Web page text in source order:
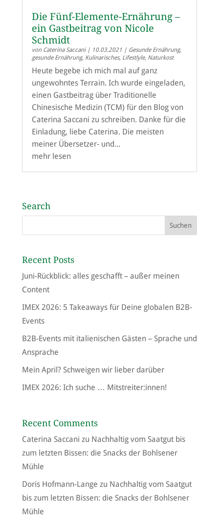
Die Fünf-Elemente-Ernährung –
ein Gastbeitrag von Nicole
Schmidt
von Caterina Saccani| 10.03.2021 | Gesunde Ernährung,
gesunde Ernährung, Kulinarisches, Lifestlyle, Naturkost
Heute begebe ich mich mal auf ganz
ungewohntes Terrain. Ich wurde eingeladen,
einen Gastbeitrag über Traditionelle
Chinesische Medizin (TCM) für den Blog von
Caterina Saccani zu schreiben. Danke für die
Einladung, liebe Caterina. Die meisten
meiner Übersetzer- und...
mehr lesen
Search
Recent Posts
Juni-Rückblick: alles geschafft – außer meinen
Content
IMEX 2026: 5 Takeaways für Deine globalen B2B-
Events
B2B-Events mit italienischen Gästen – Sprache und
Ansprache
Mein April? Schweigen wir lieber darüber
IMEX 2026: Ich suche … Mitstreiter:innen!
Recent Comments
Caterina Saccani zu Nachhaltig vom Saatgut bis
zum letzten Bissen: die Snacks der Bohlsener
Mühle
Doris Hofmann-Lange zu Nachhaltig vom Saatgut
bis zum letzten Bissen: die Snacks der Bohlsener
Mühle